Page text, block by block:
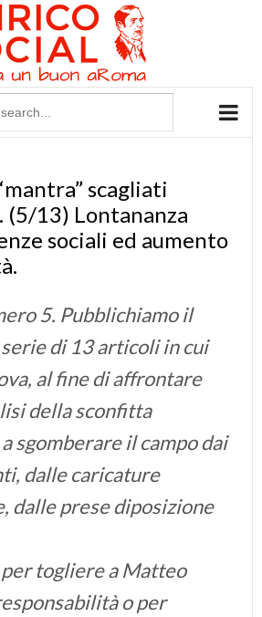
scagliati
(5/13) Lontananza
sociali ed aumento
5. Pubblichiamo il
di 13 articoli in cui
al fine di affrontare
della sconfitta
sgomberare il campo dai
dalle caricature
dalle prese diposizione
per togliere a Matteo
o per